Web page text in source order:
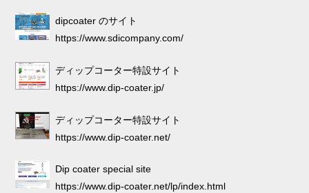
dipcoater のサイト
https://www.sdicompany.com/
ディップコーター特設サイト
https://www.dip-coater.jp/
ディップコーター特設サイト
https://www.dip-coater.net/
Dip coater special site
https://www.dip-coater.net/lp/index.html